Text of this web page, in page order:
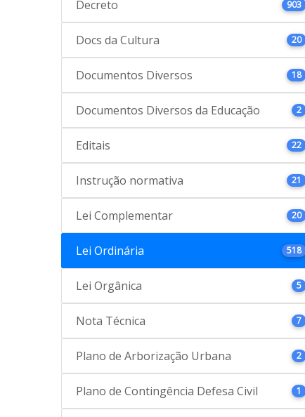
Decreto 903
Docs da Cultura 20
Documentos Diversos 18
Documentos Diversos da Educação 2
Editais 22
Instrução normativa 21
Lei Complementar 20
Lei Ordinária 518
Lei Orgânica 5
Nota Técnica 7
Plano de Arborização Urbana 2
Plano de Contingência Defesa Civil 1